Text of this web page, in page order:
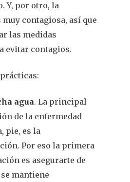
Y, por otro, la
muy contagiosa, así que
las medidas
evitar contagios.
agua. La principal
de la enfermedad
pie, es la
Por eso la primera
es asegurarte de
mantieneCuídate